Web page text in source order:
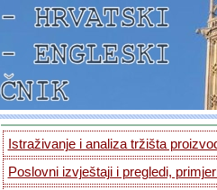
Istraživanje i analiza tržišta
Poslovni izvještaji i pregledi,